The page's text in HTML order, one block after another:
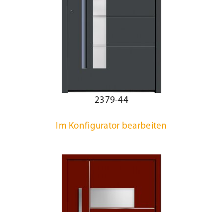
2379-44
Im Konfigurator bearbeiten